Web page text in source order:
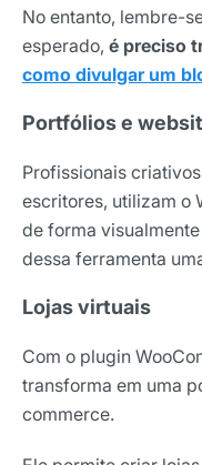
No entanto, lembre-
esperado, é preciso
como divulgar um
Portfólios e
Profissionais
escritores, utilizam o
de forma
dessa ferramenta
Lojas virtuais
Com o plugin
transforma em uma
commerce.